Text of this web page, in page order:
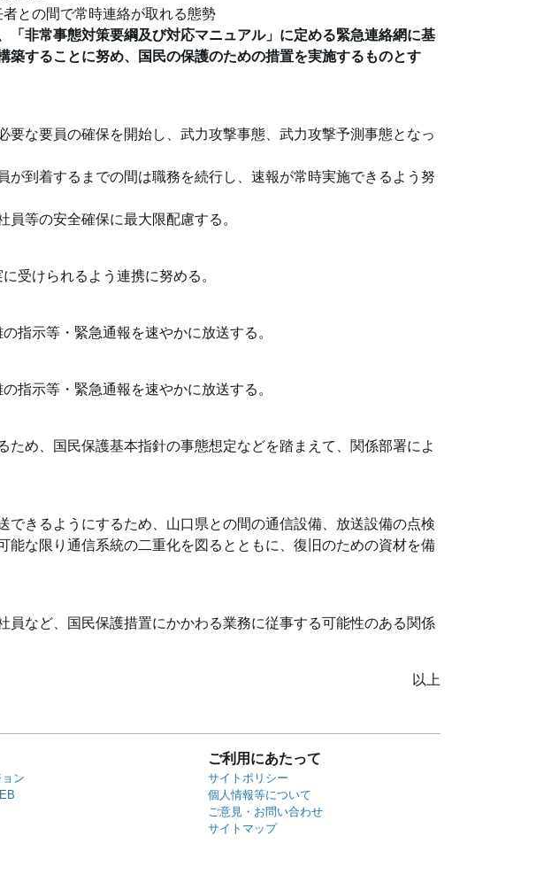
との間で常時連絡が取れる態勢
非常事態対策要綱及び対応マニュアル」に定める緊急連絡網に基
することに努め、国民の保護のための措置を実施するものとす
な要員の確保を開始し、武力攻撃事態、武力攻撃予測事態となっ
到着するまでの間は職務を続行し、速報が常時実施できるよう努
等の安全確保に最大限配慮する。
受けられるよう連携に努める。
指示等・緊急通報を速やかに放送する。
指示等・緊急通報を速やかに放送する。
め、国民保護基本指針の事態想定などを踏まえて、関係部署によ
きるようにするため、山口県との間の通信設備、放送設備の点検
な限り通信系統の二重化を図るとともに、復旧のための資材を備
など、国民保護措置にかかわる業務に従事する可能性のある関係
以上
ン
ご利用にあたって
サイトポリシー
個人情報等について
ご意見・お問い合わせ
サイトマップ